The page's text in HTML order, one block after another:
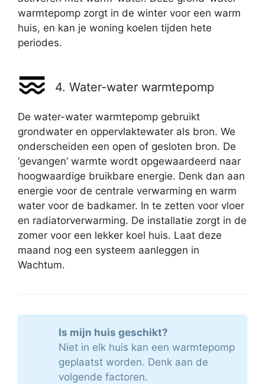
warmtepomp zorgt in de winter voor een warm
huis, en kan je woning koelen tijden hete
periodes.
4. Water-water warmtepomp
De water-water warmtepomp gebruikt
grondwater en oppervlaktewater als bron. We
onderscheiden een open of gesloten bron. De
‘gevangen’ warmte wordt opgewaardeerd naar
hoogwaardige bruikbare energie. Denk dan aan
energie voor de centrale verwarming en warm
water voor de badkamer. In te zetten voor vloer
en radiatorverwarming. De installatie zorgt in de
zomer voor een lekker koel huis. Laat deze
maand nog een systeem aanleggen in
Wachtum.
Is mijn huis geschikt?
Niet in elk huis kan een warmtepomp
geplaatst worden. Denk aan de
volgende factoren.